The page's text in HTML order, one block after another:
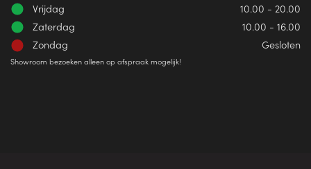
Vrijdag
10.00 - 20.00
Zaterdag
10.00 - 16.00
Zondag
Gesloten
Showroom bezoeken alleen op afspraak mogelijk!